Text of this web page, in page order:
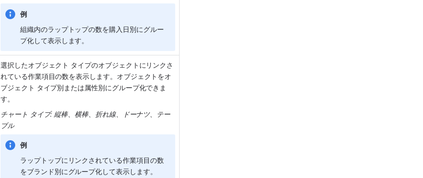
例
組織内のラップトップの数を購入日別にグルー
プ化して表示します。
選択したオブジェクト タイプのオブジェクトにリンクさ
れている作業項目の数を表示します。オブジェクトをオ
ブジェクト タイプ別または属性別にグループ化できま
す。
チャート タイプ: 縦棒、横棒、折れ線、ドーナツ、テー
ブル
例
ラップトップにリンクされている作業項目の数
をブランド別にグループ化して表示します。